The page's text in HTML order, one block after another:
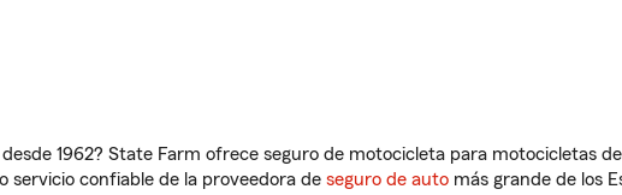
1962? State Farm ofrece seguro de motocicleta para motocicletas
servicio confiable de la proveedora de seguro de auto más grande de los